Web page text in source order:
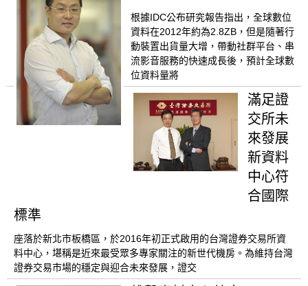
根據IDC公布研究報告指出，全球數位
資料在2012年約為2.8ZB，但是隨著行
動裝置出貨量大增，帶動社群平台、串
流影音服務的快速成長後，預計全球數
位資料量將
滿足證
交所未
來發展
新資料
中心符
合國際
標準
座落於新北市板橋區，於2016年初正式啟用的台灣證券交易所資
料中心，堪稱是近來最受眾多專家關注的新世代機房。為維持台灣
證券交易市場的穩定與迎合未來發展，證交